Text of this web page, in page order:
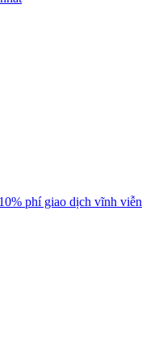
phí giao dịch vĩnh viễn